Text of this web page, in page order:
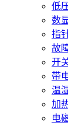
低
数
指
故
开
带
温
加
电